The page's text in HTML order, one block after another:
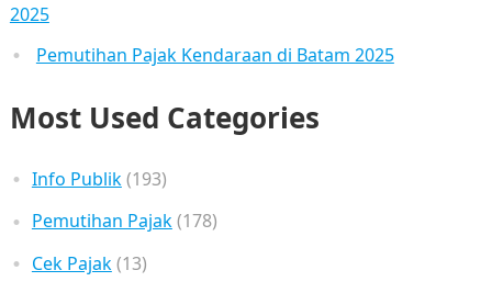
2025
Pemutihan Pajak Kendaraan di Batam 2025
Most Used Categories
Info Publik(193)
Pemutihan Pajak(178)
Cek Pajak(13)